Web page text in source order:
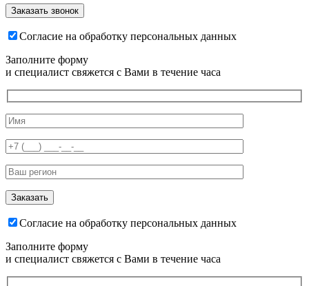
Согласие на обработку персональных данных
Заполните форму
и специалист свяжется с Вами в течение часа
Согласие на обработку персональных данных
Заполните форму
и специалист свяжется с Вами в течение часа